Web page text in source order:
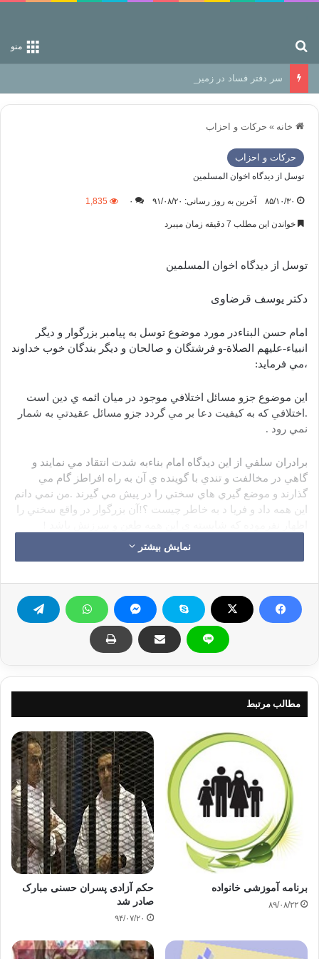
منو
سر دفتر فساد در زمین‌، دوری وکناره‌گیری از راه خداست‌!
خانه » حركات و احزاب
حركات و احزاب
توسل از ديدگاه اخوان المسلمين
۸۵/۱۰/۳۰ آخرین به روز رسانی: ۹۱/۰۸/۲۰ ۰ 1,835
خواندن این مطلب 7 دقیقه زمان میبرد
توسل از ديدگاه اخوان المسلمين
دکتر یوسف قرضاوی
امام حسن البناءدر مورد موضوع توسل به پيامبر بزرگوار و ديگر
انبياء-عليهم الصلاة-و فرشتگان و صالحان و ديگر بندگان خوب خداوند
،مي فرمايد:
اين موضوع جزو مسائل اختلافي موجود در ميان ائمه ي دين است
.اختلافي كه به كيفيت دعا بر مي گردد جزو مسائل عقيدتي به شمار
نمي رود .
برادران سلفي از اين ديدگاه امام بناءبه شدت انتقاد مي نمايند و
گاهي در مخالفت و تندي با گوينده ي آن به راه افراطز گام مي
گذارند و موضع گيري هاي سختي را در پيش مي گيرند .من نمي دانم
اين همه داد و فريا د به خاطر چيست ؟!آن بزرگوار در واقع سخني را
اولاًاين موضوع در ميان علما موضوع مورد اختلاف مي باشد كسي
از آنان توسل را به رسول خدا«ص»و بندگان خوب خدا اجازه داده اند
برخي هم توسل را به ايشان مكروه و برخي آن را ممنوع دانسته اند
مخالفان ايشان هم براي نقد و نادرستي رأي آنان همچون ديگر
مسائل اختلافي به استدلال هاي خاص خويش اشاره مي كنند .كساني
كه قايل به توسل هستند ،داراي دليل محكم اند كه عبارت است از
حديث عثمان بن حنيف كه استاد ناصر الدين آلباني نيز آن را در عين
مخالفت با توسل و جانبداري از نگرش ديگر صحيح مي داند .اما به
نظر من دليل استوار و مهمي است .حديث اين است :
امام احمد و برخي ديگر با اسناد صحيح از عثمان بن حنيف روايت مي
نمايد كه مردي نابينا نزد رسول خدا«ص» آمد و گفت :در پيشگاه
خداوند براي بهبودي چشمانم دعا كن !رسول خدا فرمود :اگر خواستم
برايت دعا مي كنم و اگر هم نخواستم آن را به تأخير مي اندازم ؛
زيرا اين براي تو بهتر است «و در روايتي اينگونه آمده است كه :اگر
رسول خدا به او فرمود وضو بگيرد و دو ركعت نماز را به جاي آورد و
نمایش بیشتر
مطالب مرتبط
برنامه آموزشی خانواده
۸۹/۰۸/۲۲
حکم آزادی پسران حسنی مبارک
صادر شد
۹۴/۰۷/۲۰